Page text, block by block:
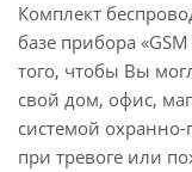
Комплект
базе прибора
того, чтобы Вы
свой дом, офис,
системой
при тревоге или